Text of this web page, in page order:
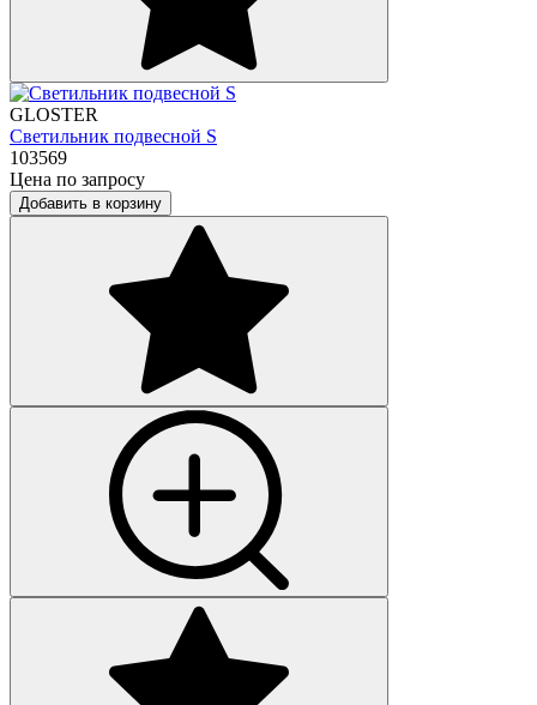
GLOSTER
Светильник подвесной S
103569
Цена по запросу
Добавить в корзину